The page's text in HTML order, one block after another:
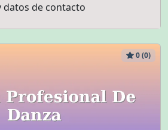
datos de contacto
0 (0)